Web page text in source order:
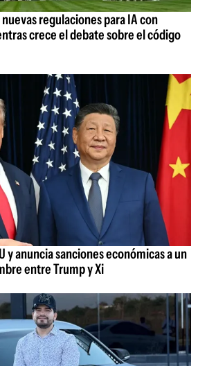
nuevas regulaciones para IA con
crece el debate sobre el código
y anuncia sanciones económicas a un
entre Trump y Xi